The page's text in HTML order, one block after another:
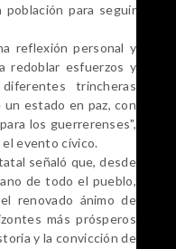
para seguir
reflexión personal y
redoblar esfuerzos y
trincheras
estado en paz, con
los guerrerenses",
evento cívico.
señaló que, desde
de todo el pueblo,
renovado ánimo de
más prósperos
y la convicción de